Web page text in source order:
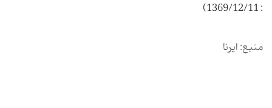
: 1369/12/11)
منبع: ایرنا